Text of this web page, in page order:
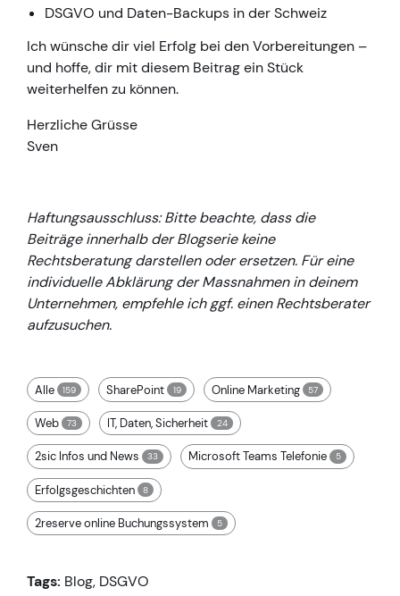
DSGVO und Daten-Backups in der Schweiz
Ich wünsche dir viel Erfolg bei den Vorbereitungen –
und hoffe, dir mit diesem Beitrag ein Stück
weiterhelfen zu können.
Herzliche Grüsse
Sven
Haftungsausschluss: Bitte beachte, dass die
Beiträge innerhalb der Blogserie keine
Rechtsberatung darstellen oder ersetzen. Für eine
individuelle Abklärung der Massnahmen in deinem
Unternehmen, empfehle ich ggf. einen Rechtsberater
aufzusuchen.
Alle 159 SharePoint 19 Online Marketing 57
Web 73 IT, Daten, Sicherheit 24
2sic Infos und News 33 Microsoft Teams Telefonie 5
Erfolgsgeschichten 8
2reserve online Buchungssystem 5
Tags: Blog, DSGVO